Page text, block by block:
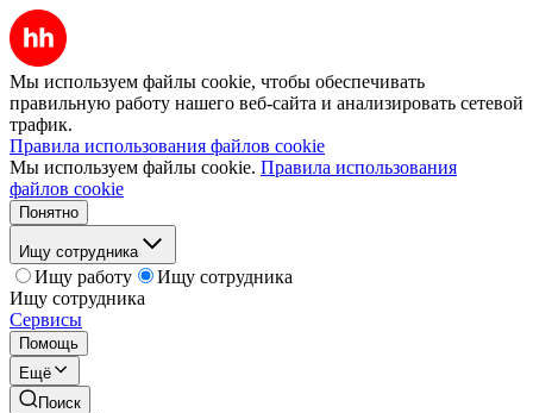
Мы используем файлы cookie, чтобы обеспечивать
правильную работу нашего веб-сайта и анализировать сетевой
трафик.
Правила использования файлов cookie
Мы используем файлы cookie. Правила использования
файлов cookie
Понятно
Ищу сотрудника
Ищу работу
Ищу сотрудника
Ищу сотрудника
Сервисы
Помощь
Ещё
Поиск